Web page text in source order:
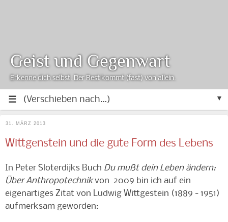
▼
Geist und Gegenwart
Erkenne dich selbst. Der Rest kommt (fast) von allein.
31. MÄRZ 2013
Wittgenstein und die gute Form des Lebens
In Peter Sloterdijks Buch Du mußt dein Leben ändern:
Über Anthropotechnikvon 2009 bin ich auf ein
eigenartiges Zitat von Ludwig Wittgestein (1889 - 1951)
aufmerksam geworden: